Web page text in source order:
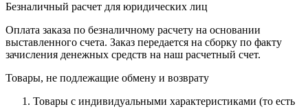
Безналичный расчет для юридических лиц
Оплата заказа по безналичному расчету на основании
выставленного счета. Заказ передается на сборку по факту
зачисления денежных средств на наш расчетный счет.
Товары, не подлежащие обмену и возврату
Товары с индивидуальными характеристиками (то есть